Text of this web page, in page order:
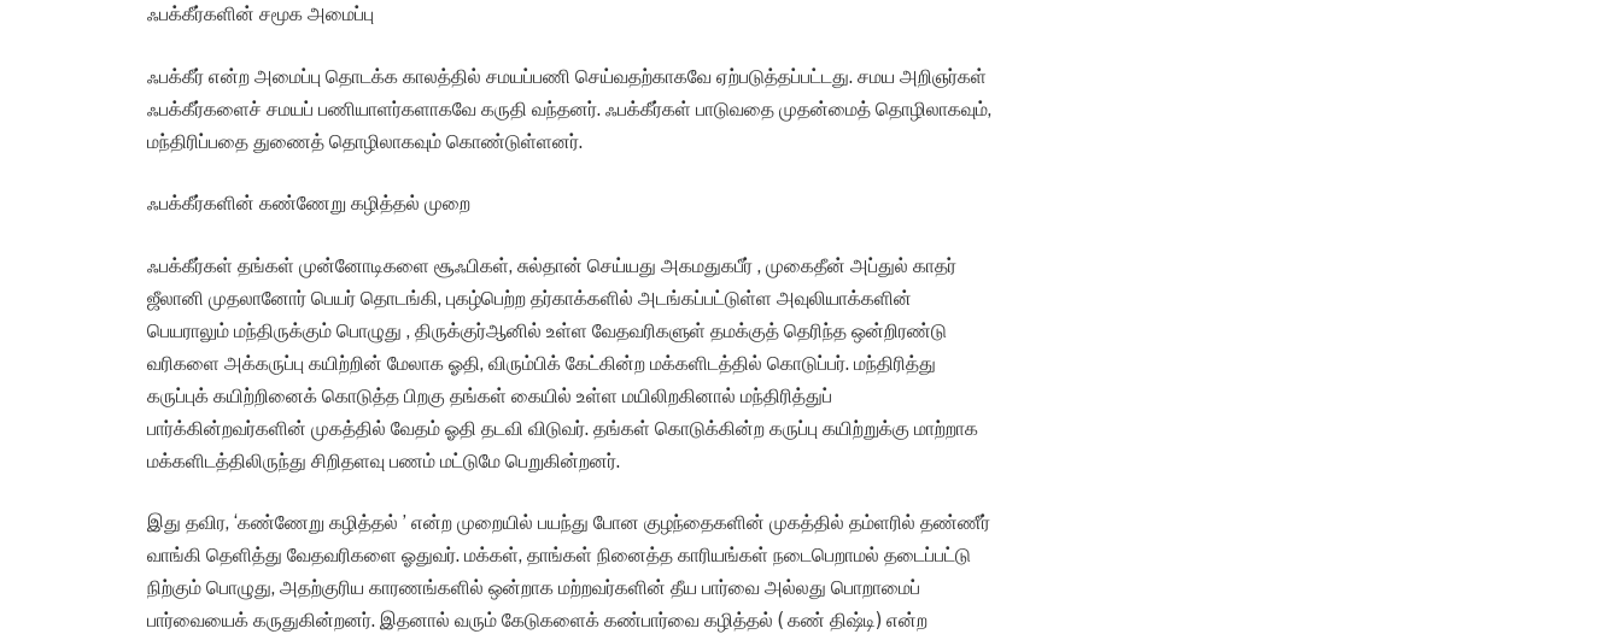
ஃபக்கீர்களின் சமூக அமைப்பு
ஃபக்கீர் என்ற அமைப்பு தொடக்க காலத்தில் சமயப்பணி செய்வதற்காகவே ஏற்படுத்தப்பட்டது. சமய அறிஞர்கள்
ஃபக்கீர்களைச் சமயப் பணியாளர்களாகவே கருதி வந்தனர். ஃபக்கீர்கள் பாடுவதை முதன்மைத் தொழிலாகவும்,
மந்திரிப்பதை துணைத் தொழிலாகவும் கொண்டுள்ளனர்.
ஃபக்கீர்களின் கண்ணேறு கழித்தல் முறை
ஃபக்கீர்கள் தங்கள் முன்னோடிகளை சூஃபிகள், சுல்தான் செய்யது அகமதுகபீர் , முகைதீன் அப்துல் காதர்
ஜீலானி முதலானோர் பெயர் தொடங்கி, புகழ்பெற்ற தர்காக்களில் அடங்கப்பட்டுள்ள அவுலியாக்களின்
பெயராலும் மந்திருக்கும் பொழுது , திருக்குர்ஆனில் உள்ள வேதவரிகளுள் தமக்குத் தெரிந்த ஒன்றிரண்டு
வரிகளை அக்கருப்பு கயிற்றின் மேலாக ஓதி, விரும்பிக் கேட்கின்ற மக்களிடத்தில் கொடுப்பர். மந்திரித்து
கருப்புக் கயிற்றினைக் கொடுத்த பிறகு தங்கள் கையில் உள்ள மயிலிறகினால் மந்திரித்துப்
பார்க்கின்றவர்களின் முகத்தில் வேதம் ஓதி தடவி விடுவர். தங்கள் கொடுக்கின்ற கருப்பு கயிற்றுக்கு மாற்றாக
மக்களிடத்திலிருந்து சிறிதளவு பணம் மட்டுமே பெறுகின்றனர்.
இது தவிர, ‘கண்ணேறு கழித்தல் ’ என்ற முறையில் பயந்து போன குழந்தைகளின் முகத்தில் தம்ளரில் தண்ணீர்
வாங்கி தெளித்து வேதவரிகளை ஓதுவர். மக்கள், தாங்கள் நினைத்த காரியங்கள் நடைபெறாமல் தடைப்பட்டு
நிற்கும் பொழுது, அதற்குரிய காரணங்களில் ஒன்றாக மற்றவர்களின் தீய பார்வை அல்லது பொறாமைப்
பார்வையைக் கருதுகின்றனர். இதனால் வரும் கேடுகளைக் கண்பார்வை கழித்தல் ( கண் திஷ்டி) என்ற